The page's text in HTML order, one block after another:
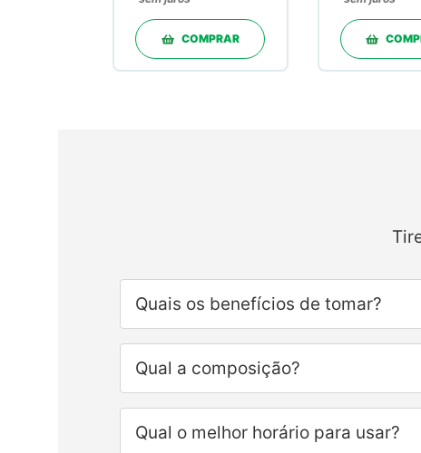
COMPRAR
Quais os benefícios de tomar?
Qual a composição?
Qual o melhor horário para usar?